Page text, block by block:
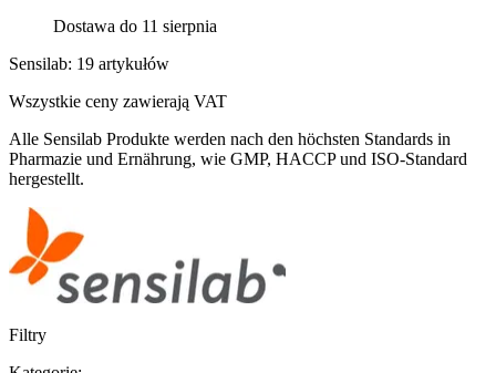
Dostawa do 11 sierpnia
Sensilab: 19 artykułów
Wszystkie ceny zawierają VAT
Alle Sensilab Produkte werden nach den höchsten Standards in
Pharmazie und Ernährung, wie GMP, HACCP und ISO-Standard
hergestellt.
Filtry